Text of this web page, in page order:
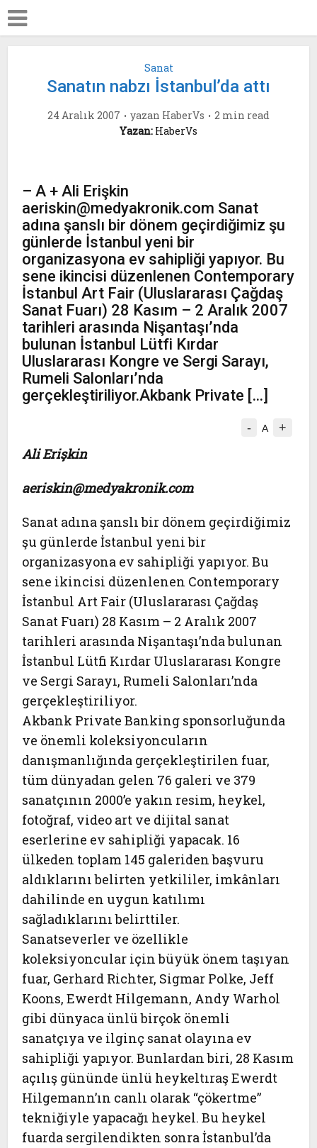
Sanat
Sanatın nabzı İstanbul’da attı
24 Aralık 2007 yazan HaberVs
2 min read
Yazan: HaberVs
– A + Ali Erişkin
aeriskin@medyakronik.com Sanat
adına şanslı bir dönem geçirdiğimiz şu
günlerde İstanbul yeni bir
organizasyona ev sahipliği yapıyor. Bu
sene ikincisi düzenlenen Contemporary
İstanbul Art Fair (Uluslararası Çağdaş
Sanat Fuarı) 28 Kasım – 2 Aralık 2007
tarihleri arasında Nişantaşı’nda
bulunan İstanbul Lütfi Kırdar
Uluslararası Kongre ve Sergi Sarayı,
Rumeli Salonları’nda
gerçekleştiriliyor.Akbank Private […]
- A +
Ali Erişkin
aeriskin@medyakronik.com
Sanat adına şanslı bir dönem geçirdiğimiz
şu günlerde İstanbul yeni bir
organizasyona ev sahipliği yapıyor. Bu
sene ikincisi düzenlenen Contemporary
İstanbul Art Fair (Uluslararası Çağdaş
Sanat Fuarı) 28 Kasım – 2 Aralık 2007
tarihleri arasında Nişantaşı’nda bulunan
İstanbul Lütfi Kırdar Uluslararası Kongre
ve Sergi Sarayı, Rumeli Salonları’nda
gerçekleştiriliyor.
Akbank Private Banking sponsorluğunda
ve önemli koleksiyoncuların
danışmanlığında gerçekleştirilen fuar,
tüm dünyadan gelen 76 galeri ve 379
sanatçının 2000’e yakın resim, heykel,
fotoğraf, video art ve dijital sanat
eserlerine ev sahipliği yapacak. 16
ülkeden toplam 145 galeriden başvuru
aldıklarını belirten yetkililer, imkânları
dahilinde en uygun katılımı
sağladıklarını belirttiler.
Sanatseverler ve özellikle
koleksiyoncular için büyük önem taşıyan
fuar, Gerhard Richter, Sigmar Polke, Jeff
Koons, Ewerdt Hilgemann, Andy Warhol
gibi dünyaca ünlü birçok önemli
sanatçıya ve ilginç sanat olayına ev
sahipliği yapıyor. Bunlardan biri, 28 Kasım
açılış gününde ünlü heykeltıraş Ewerdt
Hilgemann’ın canlı olarak “çökertme”
tekniğiyle yapacağı heykel. Bu heykel
fuarda sergilendikten sonra İstanbul’da